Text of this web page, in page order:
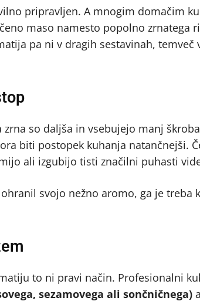
pripravljen. A mnogim domačim
maso namesto popolno zrnatega
pa ni v dragih sestavinah, temveč
so daljša in vsebujejo manj
biti postopek kuhanja natančnejši.
ali izgubijo tisti značilni puhasti
svojo nežno aromo, ga je treba
to ni pravi način. Profesionalni
sezamovega ali sončničnega)